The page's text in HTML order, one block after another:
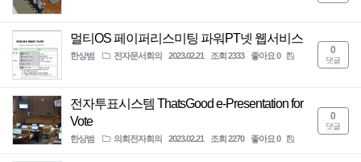
의회전자회의
전자투표회의
전자명패표출
재부재표출
0
댓글
멀티OS 페이퍼리스미팅 파워PT넷 웹서비스
한상범 전자문서회의 2023.02.21 조회 2333 좋아요 0
0
댓글
전자투표시스템 ThatsGood e-Presentation for
Vote
한상범 의회전자회의 2023.02.21 조회 2270 좋아요 0